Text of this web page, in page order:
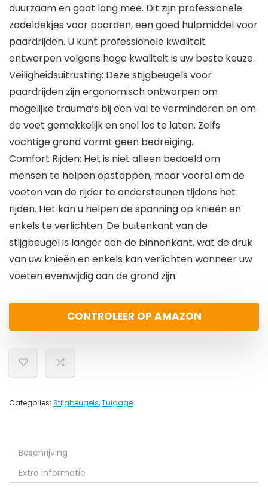
duurzaam en gaat lang mee. Dit zijn professionele
zadeldekjes voor paarden, een goed hulpmiddel voor
paardrijden. U kunt professionele kwaliteit
ontwerpen volgens hoge kwaliteit is uw beste keuze.
Veiligheidsuitrusting: Deze stijgbeugels voor
paardrijden zijn ergonomisch ontworpen om
mogelijke trauma’s bij een val te verminderen en om
de voet gemakkelijk en snel los te laten. Zelfs
vochtige grond vormt geen bedreiging.
Comfort Rijden: Het is niet alleen bedoeld om
mensen te helpen opstappen, maar vooral om de
voeten van de rijder te ondersteunen tijdens het
rijden. Het kan u helpen de spanning op knieën en
enkels te verlichten. De buitenkant van de
stijgbeugel is langer dan de binnenkant, wat de druk
van uw knieën en enkels kan verlichten wanneer uw
voeten evenwijdig aan de grond zijn.
CONTROLEER OP AMAZON
Categories: Stijgbeugels,Tuigage
Beschrijving
Extra informatie